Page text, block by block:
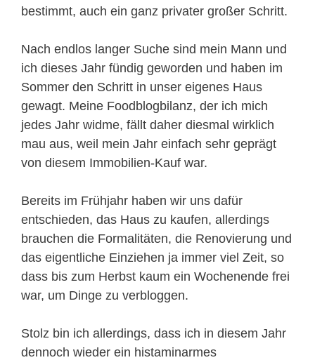
bestimmt, auch ein ganz privater großer Schritt.
Nach endlos langer Suche sind mein Mann und
ich dieses Jahr fündig geworden und haben im
Sommer den Schritt in unser eigenes Haus
gewagt. Meine Foodblogbilanz, der ich mich
jedes Jahr widme, fällt daher diesmal wirklich
mau aus, weil mein Jahr einfach sehr geprägt
von diesem Immobilien-Kauf war.
Bereits im Frühjahr haben wir uns dafür
entschieden, das Haus zu kaufen, allerdings
brauchen die Formalitäten, die Renovierung und
das eigentliche Einziehen ja immer viel Zeit, so
dass bis zum Herbst kaum ein Wochenende frei
war, um Dinge zu verbloggen.
Stolz bin ich allerdings, dass ich in diesem Jahr
dennoch wieder ein histaminarmes